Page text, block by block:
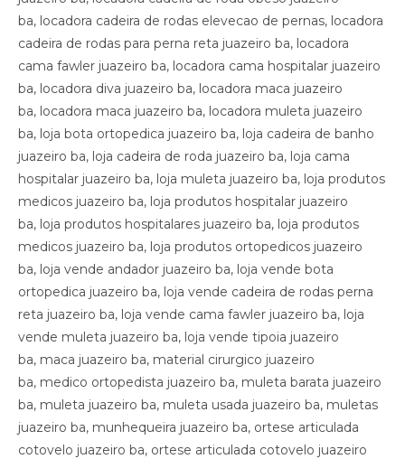
ba, locadora cadeira de rodas elevecao de pernas, locadora
cadeira de rodas para perna reta juazeiro ba, locadora
cama fawler juazeiro ba, locadora cama hospitalar juazeiro
ba, locadora diva juazeiro ba, locadora maca juazeiro
ba, locadora maca juazeiro ba, locadora muleta juazeiro
ba, loja bota ortopedica juazeiro ba, loja cadeira de banho
juazeiro ba, loja cadeira de roda juazeiro ba, loja cama
hospitalar juazeiro ba, loja muleta juazeiro ba, loja produtos
medicos juazeiro ba, loja produtos hospitalar juazeiro
ba, loja produtos hospitalares juazeiro ba, loja produtos
medicos juazeiro ba, loja produtos ortopedicos juazeiro
ba, loja vende andador juazeiro ba, loja vende bota
ortopedica juazeiro ba, loja vende cadeira de rodas perna
reta juazeiro ba, loja vende cama fawler juazeiro ba, loja
vende muleta juazeiro ba, loja vende tipoia juazeiro
ba, maca juazeiro ba, material cirurgico juazeiro
ba, medico ortopedista juazeiro ba, muleta barata juazeiro
ba, muleta juazeiro ba, muleta usada juazeiro ba, muletas
juazeiro ba, munhequeira juazeiro ba, ortese articulada
cotovelo juazeiro ba, ortese articulada cotovelo juazeiro